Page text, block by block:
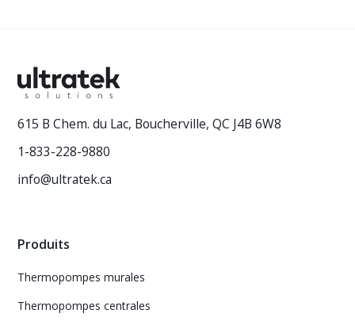
615 B Chem. du Lac, Boucherville, QC J4B 6W8
1-833-228-9880
info@ultratek.ca
Produits
Thermopompes murales
Thermopompes centrales